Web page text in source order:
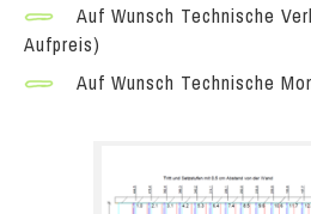
Auf Wunsch Technische
Aufpreis)
Auf Wunsch Technische